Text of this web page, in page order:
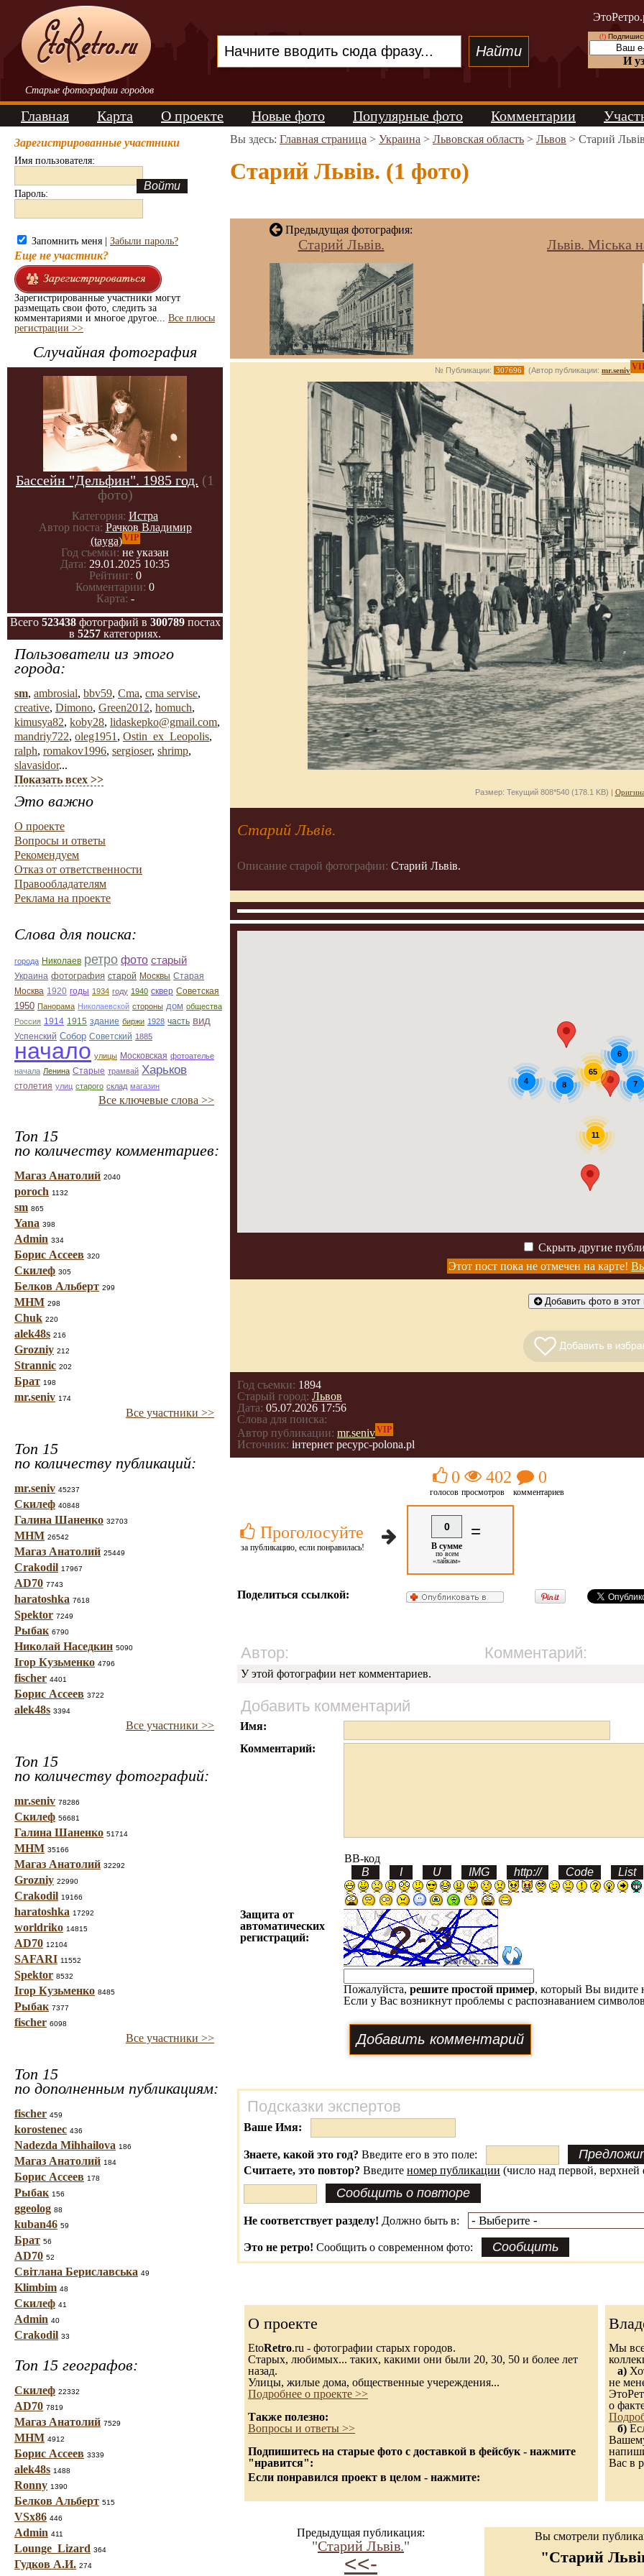
Старые фотографии городов
(!)
И
Главная Карта О проекте Новые фото Популярные фото Комментарии
Зарегистрированные участники
Имя пользователя:
Пароль:
Запомнить меня | Забыли пароль?
Еще не участник?
Зарегистрированные участники могут
размещать свои фото, следить за
комментариями и многое другое... Все плюсы
регистрации >>
Случайная фотография
Бассейн "Дельфин". 1985 год. (1
фото)
Категория: Истра
Автор поста: Рачков Владимир
(tayga)VIP
Год съемки: не указан
Дата: 29.01.2025 10:35
Рейтинг: 0
Комментарии: 0
Карта: -
Всего 523438фотографий в 300789постах
в 5257 категориях.
Пользователи из этого
города:
sm, ambrosial, bbv59, Cma, cma servise,
creative, Dimono, Green2012, homuch,
kimusya82, koby28, lidaskepko@gmail.com,
mandriy722, oleg1951 , Ostin_ex_Leopolis,
ralph, romakov1996, sergioser, shrimp,
slavasidor...
Показать всех >>
Это важно
О проекте
Вопросы и ответы
Рекомендуем
Отказ от ответственности
Правообладателям
Реклама на проекте
Слова для поиска:
города Николаев ретро фото старый
Украина фотография старой Москвы Старая
Москва 1920 годы 1934 году 1940 сквер Советская
1950 Панорама Николаевской стороны дом общества
Россия 1914 1915 здание биржи 1928 часть вид
Успенский Собор Советский 1885
начало улицы Московская фотоателье
начала Ленина Старые трамвай Харьков
столетия улиц старого склад магазин
Все ключевые слова >>
Топ 15
по количеству комментариев:
Магаз Анатолий 2040
poroch 1132
sm 865
Yana 398
Admin 334
Борис Ассеев 320
Скилеф 305
Белков Альберт 299
МНМ 298
Chuk 220
alek48s 216
Grozniy 212
Strannic 202
Брат 198
mr.seniv 174
Все участники >>
Топ 15
по количеству публикаций:
mr.seniv 45237
Скилеф 40848
Галина Шаненко 32703
МНМ 26542
Магаз Анатолий 25449
Crakodil 17967
AD70 7743
haratoshka 7618
Spektor 7249
Рыбак 6790
Николай Наседкин 5090
Ігор Кузьменко 4796
fischer 4401
Борис Ассеев 3722
alek48s 3394
Все участники >>
Топ 15
по количеству фотографий:
mr.seniv 78286
Скилеф 56681
Галина Шаненко 51714
МНМ 35166
Магаз Анатолий 32292
Grozniy 22990
Crakodil 19166
haratoshka 17292
worldriko 14815
AD70 12104
SAFARI 11552
Spektor 8532
Ігор Кузьменко 8485
Рыбак 7377
fischer 6098
Все участники >>
Топ 15
по дополненным публикациям:
fischer 459
korostenec 436
Nadezda Mihhailova 186
Магаз Анатолий 184
Борис Ассеев 178
Рыбак 156
ggeolog 88
kuban46 59
Брат 56
AD70 52
Світлана Бериславська 49
Klimbim 48
Скилеф 41
Admin 40
Crakodil 33
Топ 15 географов:
Скилеф 22332
AD70 7819
Магаз Анатолий 7529
МНМ 4912
Борис Ассеев 3339
alek48s 1488
Ronny 1390
Белков Альберт 515
VSx86 446
Admin 411
Lounge_Lizard 364
Гудков А.И. 274
Вы здесь: Главная страница > Украина > Львовская область > Львов > Старий
Старий Львів. (1 фото)
Предыдущая фотография:
Старий Львів. Львів. Міська
№ Публикации: 307696 (Автор публикации: mr.seniv
Размер: Текущий 808*540 (178.1 KB) |
Старий Львів.
Описание старой фотографии: Старий Львів.
8
4
65
11
7
6
Скрыть другие
Этот пост пока не отмечен на карте!
Добавить фото в этот
Год съемки: 1894
Старый город: Львов
Дата: 05.07.2026 17:56
Слова для поиска:
Автор публикации: mr.senivVIP
Источник: інтернет ресурс-роlona.pl
Проголосуйте
за публикацию, если понравилась!
0
голосов
402
просмотров
0
комментариев
0
В сумме
по всем
«лайкам»
=
Поделиться ссылкой:
Автор: Комментарий:
У этой фотографии нет комментариев.
Добавить комментарий
Имя:
Комментарий:
BB-код
Защита от
автоматических
регистраций:
Пожалуйста, решите простой пример, который Вы видите
Если у Вас возникнут проблемы с распознаванием
Подсказки экспертов
Ваше Имя:
Знаете, какой это год? Введите его в это поле:
Считаете, это повтор? Введите номер публикации (число над первой,
Не соответствует разделу! Должно быть в:
Это не ретро! Сообщить о современном фото:
О проекте
EtoRetro.ru - фотографии старых городов.
Старых, любимых... таких, какими они были 20, 30, 50 и более лет
назад.
Улицы, жилые дома, общественные учереждения...
Подробнее о проекте >>
Также полезно:
Вопросы и ответы >>
Подпишитесь на старые фото с доставкой в фейсбук - нажмите
"нравится":
Если понравился проект в целом - нажмите:
Мы
а)
не
о
б)
Вас в
Предыдущая публикация:
"Старий Львів."
<<-
Вы смотрели
"Старий